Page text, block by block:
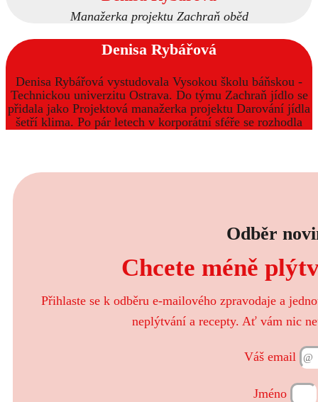
Manažerka projektu Zachraň oběd
Denisa Rybářová
Denisa Rybářová vystudovala Vysokou školu báňskou -
Technickou univerzitu Ostrava. Do týmu Zachraň jídlo se
přidala jako Projektová manažerka projektu Darování jídla
šetří klima. Po pár letech v korporátní sféře se rozhodla
se stará jak o zapojování jídelen a charit do projektu, tak o
Odběr
Chcete méně
Přihlaste se k odběru e-mailového zpravodaje a
neplýtvání a recepty. Ať vám nic
Váš email
Jméno